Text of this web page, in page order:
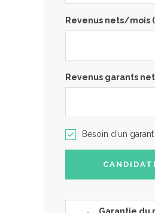
Revenus nets/mois
Revenus garants
Besoin d'un garant